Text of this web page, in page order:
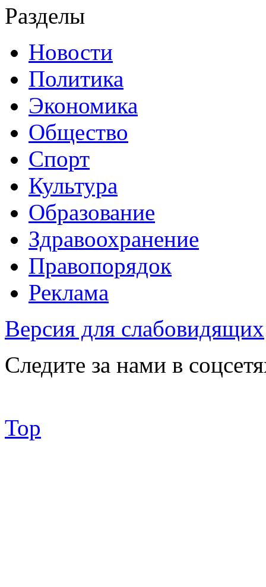
Разделы
Новости
Политика
Экономика
Общество
Спорт
Культура
Образование
Здравоохранение
Правопорядок
Реклама
Версия для слабовидящих
Следите за нами в
Top